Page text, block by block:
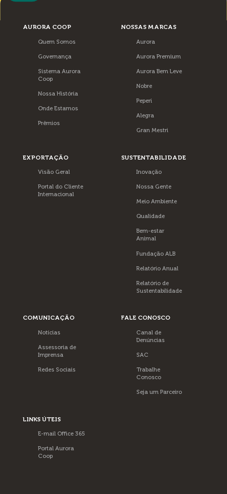
AURORA COOP
Quem Somos
Governança
Sistema Aurora
Coop
Nossa História
Onde Estamos
Prêmios
NOSSAS MARCAS
Aurora
Aurora Premium
Aurora Bem Leve
Nobre
Peperi
Alegra
Gran Mestri
EXPORTAÇÃO
Visão Geral
Portal do Cliente
Internacional
SUSTENTABILIDADE
Inovação
Nossa Gente
Meio Ambiente
Qualidade
Bem-estar
Animal
Fundação ALB
Relatório Anual
Relatório de
Sustentabilidade
COMUNICAÇÃO
Notícias
Assessoria de
Imprensa
Redes Sociais
FALE CONOSCO
Canal de
Denúncias
SAC
Trabalhe
Conosco
Seja um Parceiro
LINKS ÚTEIS
E-mail Office 365
Portal Aurora
Coop